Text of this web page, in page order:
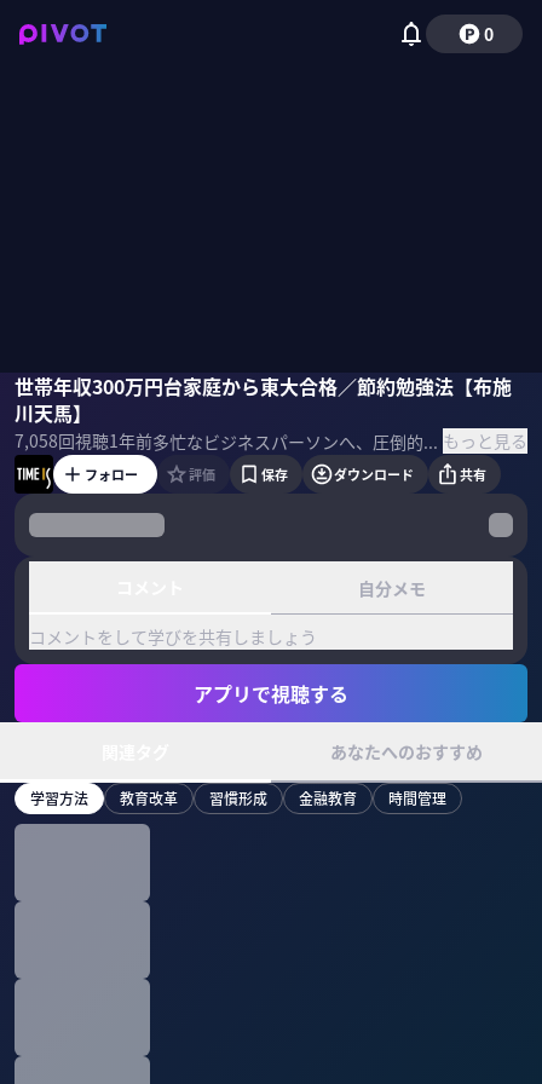
0
世帯年収300万円台家庭から東大合格／節約勉強法【布施
川天馬】
7,058回視聴1年前 多忙なビジネスパーソンへ、圧倒的な成果を上げている著名人が時間術のヒントを提供する「TIME IS」。今回は、世帯年収300万円台の家庭から東大に合格した布施川天馬さんに「お金と時間を節約する勉強法」を聞く。 ＜ゲスト＞ 布施川天馬 東大生ライター ＜参考書籍＞ 布施川天馬『東大式節約勉強法』 もっと見る
布施川天馬
フォロー 評価 保存 ダウンロード 共有
自分メモ
コメントをして学びを共有しましょう
アプリで視聴する
あなたへのおすすめ
学習方法 教育改革 習慣形成 金融教育 時間管理